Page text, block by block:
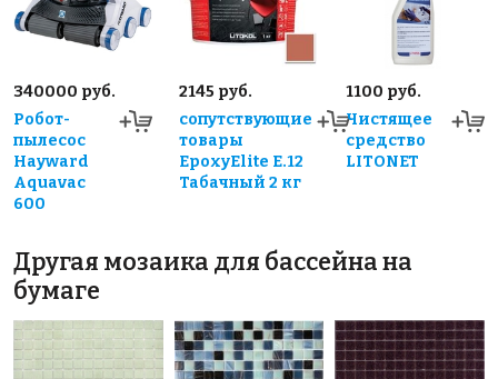
340000 руб.
Робот-
пылесос
Hayward
Aquavac
600
2145 руб.
сопутствующие
товары
EpoxyElite E.12
Табачный 2 кг
1100 руб.
Чистящее
средство
LITONET
Другая мозаика для бассейна на
бумаге